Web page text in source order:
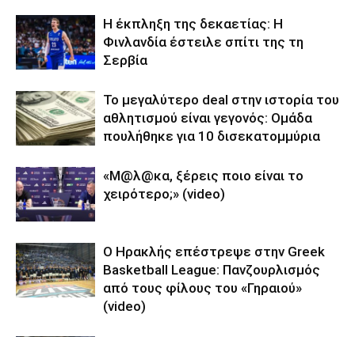
Η έκπληξη της δεκαετίας: Η
Φινλανδία έστειλε σπίτι της τη
Σερβία
Το μεγαλύτερο deal στην ιστορία του
αθλητισμού είναι γεγονός: Ομάδα
πουλήθηκε για 10 δισεκατομμύρια
«Μ@λ@κα, ξέρεις ποιο είναι το
χειρότερο;» (video)
Ο Ηρακλής επέστρεψε στην Greek
Basketball League: Πανζουρλισμός
από τους φίλους του «Γηραιού»
(video)